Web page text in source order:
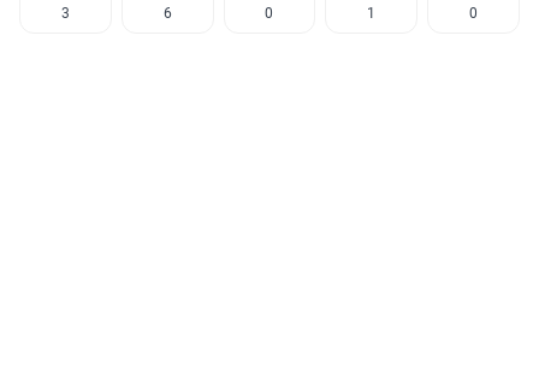
3 6 0 1 0